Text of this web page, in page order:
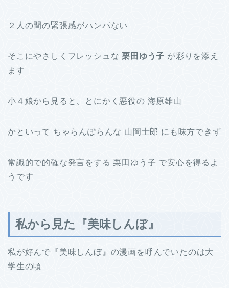
２人の間の緊張感がハンパない
そこにやさしくフレッシュな栗田ゆう子 が彩りを添え
ます
小４娘から見ると、とにかく悪役の 海原雄山
かといって ちゃらんぽらんな 山岡士郎 にも味方できず
常識的で的確な発言をする 栗田ゆう子 で安心を得るよ
うです
私から見た『美味しんぼ』
私が好んで『美味しんぼ』の漫画を呼んでいたのは大
学生の頃